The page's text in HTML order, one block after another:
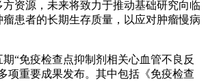
资源，未来将致力于推动基础研究向临
患者的长期生存质量，以应对肿瘤慢病
免疫检查点抑制剂相关心血管不良反
项重要成果发布。其中包括《免疫检查